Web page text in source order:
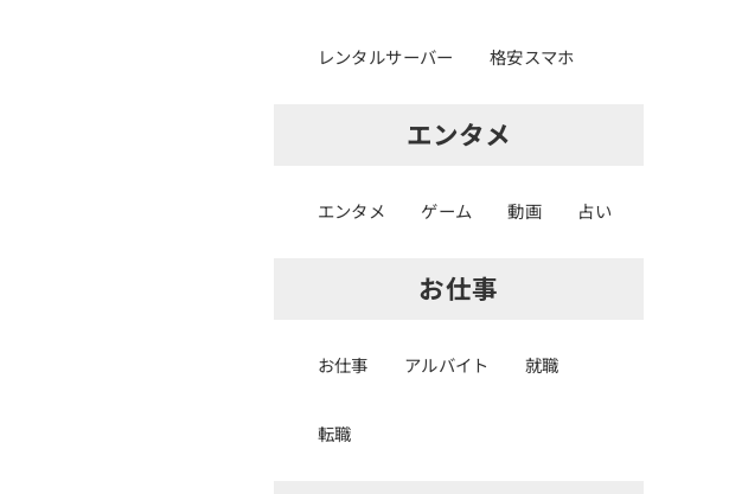
レンタルサーバー 格安スマホ
エンタメ
エンタメ ゲーム 動画 占い
お仕事
お仕事 アルバイト 就職
転職